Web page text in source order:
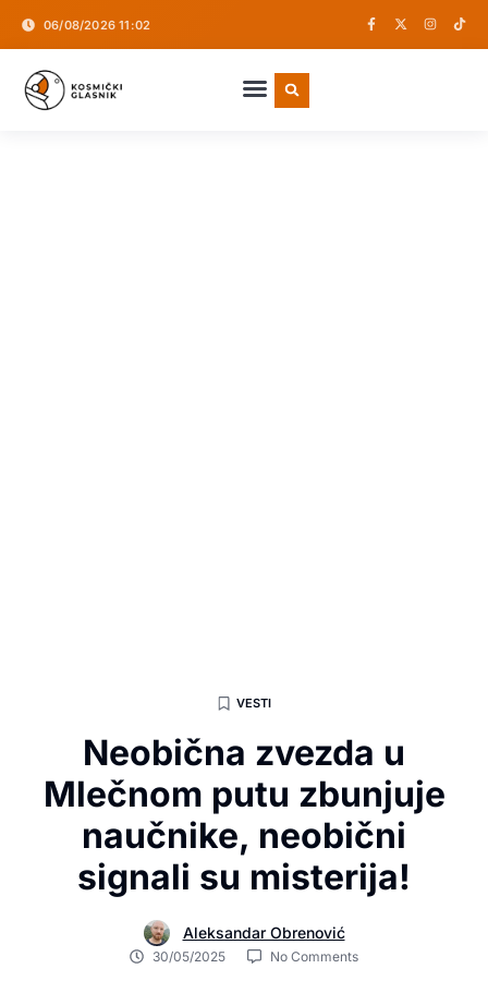
06/08/2026 11:02
VESTI
Neobična zvezda u
Mlečnom putu zbunjuje
naučnike, neobični
signali su misterija!
Aleksandar Obrenović
30/05/2025 No Comments